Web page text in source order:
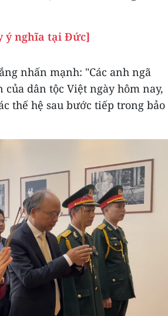
ý nghĩa tại Đức]
nhấn mạnh: "Các anh ngã
dân tộc Việt ngày hôm nay,
thế hệ sau bước tiếp trong bảo